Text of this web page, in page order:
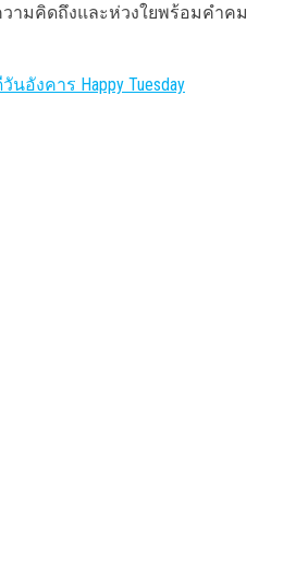
ามคิดถึงและห่วงใยพร้อมคำคม